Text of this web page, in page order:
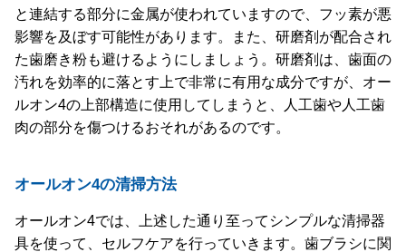
と連結する部分に金属が使われていますので、フッ素が悪
影響を及ぼす可能性があります。また、研磨剤が配合され
た歯磨き粉も避けるようにしましょう。研磨剤は、歯面の
汚れを効率的に落とす上で非常に有用な成分ですが、オー
ルオン4の上部構造に使用してしまうと、人工歯や人工歯
肉の部分を傷つけるおそれがあるのです。
オールオン4の清掃方法
オールオン4では、上述した通り至ってシンプルな清掃器
具を使って、セルフケアを行っていきます。歯ブラシに関